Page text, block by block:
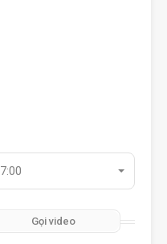
7:00
Gọi video